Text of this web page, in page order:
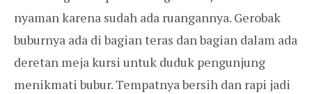
nyaman karena sudah ada ruangannya. Gerobak
buburnya ada di bagian teras dan bagian dalam ada
deretan meja kursi untuk duduk pengunjung
menikmati bubur. Tempatnya bersih dan rapi jadi